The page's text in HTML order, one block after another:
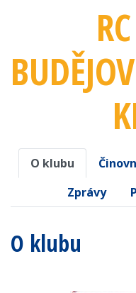
O klubu
Zprávy
O klubu